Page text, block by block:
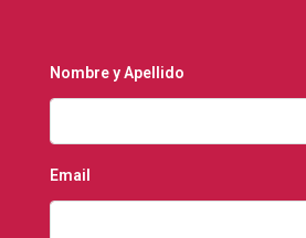
Nombre y Apellido
Email